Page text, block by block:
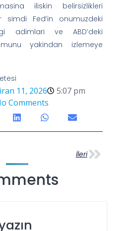
iliskin belirsizlikleri
simdi Fed’in onumuzdeki
adimlari ve ABD’deki
yakindan izlemeye
11, 2026
5:07 pm
Comments
İleri